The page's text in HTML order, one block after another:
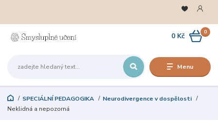
Menu
0
0 Kč
SPECIÁLNÍ PEDAGOGIKA
Neurodivergence v dospělosti
Neklidná a nepozorná